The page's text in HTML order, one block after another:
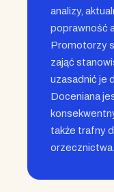
analizy,
poprawność
Promotorzy
zająć
uzasadnić je
Doceniana
także trafny
orzecznictwa.